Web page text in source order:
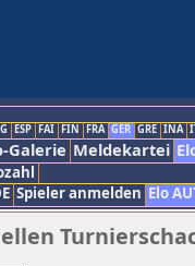
ESP FAI FIN FRA GER GRE INA
Galerie Meldekartei
Spieler anmelden Elo